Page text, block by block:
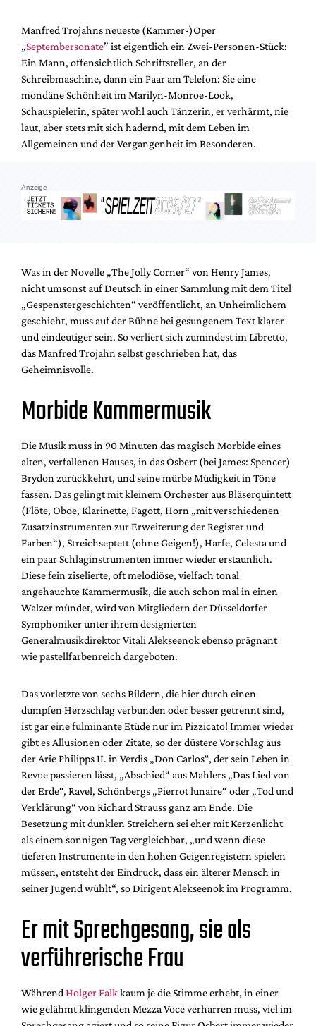
Redaktion
Autor:innen
Partner
Mediadaten
Suche
Manfred Trojahns neueste (Kammer-)Oper
„Septembersonate” ist eigentlich ein Zwei-Personen-Stück:
Ein Mann, offensichtlich Schriftsteller, an der
Schreibmaschine, dann ein Paar am Telefon: Sie eine
mondäne Schönheit im Marilyn-Monroe-Look,
Schauspielerin, später wohl auch Tänzerin, er verhärmt, nie
laut, aber stets mit sich hadernd, mit dem Leben im
Allgemeinen und der Vergangenheit im Besonderen.
Anzeige
Was in der Novelle „The Jolly Corner“ von Henry James,
nicht umsonst auf Deutsch in einer Sammlung mit dem Titel
„Gespenstergeschichten“ veröffentlicht, an Unheimlichem
geschieht, muss auf der Bühne bei gesungenem Text klarer
und eindeutiger sein. So verliert sich zumindest im Libretto,
das Manfred Trojahn selbst geschrieben hat, das
Geheimnisvolle.
Morbide Kammermusik
Die Musik muss in 90 Minuten das magisch Morbide eines
alten, verfallenen Hauses, in das Osbert (bei James: Spencer)
Brydon zurückkehrt, und seine mürbe Müdigkeit in Töne
fassen. Das gelingt mit kleinem Orchester aus Bläserquintett
(Flöte, Oboe, Klarinette, Fagott, Horn „mit verschiedenen
Zusatzinstrumenten zur Erweiterung der Register und
Farben“), Streichseptett (ohne Geigen!), Harfe, Celesta und
ein paar Schlaginstrumenten immer wieder erstaunlich.
Diese fein ziselierte, oft melodiöse, vielfach tonal
angehauchte Kammermusik, die auch schon mal in einen
Walzer mündet, wird von Mitgliedern der Düsseldorfer
Symphoniker unter ihrem designierten
Generalmusikdirektor Vitali Alekseenok ebenso prägnant
wie pastellfarbenreich dargeboten.
Das vorletzte von sechs Bildern, die hier durch einen
dumpfen Herzschlag verbunden oder besser getrennt sind,
ist gar eine fulminante Etüde nur im Pizzicato! Immer wieder
gibt es Allusionen oder Zitate, so der düstere Vorschlag aus
der Arie Philipps II. in Verdis „Don Carlos“, der sein Leben in
Revue passieren lässt, „Abschied“ aus Mahlers „Das Lied von
der Erde“, Ravel, Schönbergs „Pierrot lunaire“ oder „Tod und
Verklärung“ von Richard Strauss ganz am Ende. Die
Besetzung mit dunklen Streichern sei eher mit Kerzenlicht
als einem sonnigen Tag vergleichbar, „und wenn diese
tieferen Instrumente in den hohen Geigenregistern spielen
müssen, entsteht der Eindruck, dass ein älterer Mensch in
seiner Jugend wühlt“, so Dirigent Alekseenok im Programm.
Er mit Sprechgesang, sie als
verführerische Frau
Während Holger Falkkaum je die Stimme erhebt, in einer
wie gelähmt klingenden Mezza Voce verharren muss, viel im